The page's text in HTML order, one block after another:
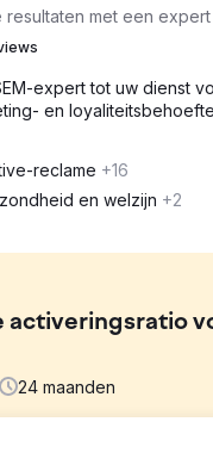
resultaten met een expert
expert tot uw dienst
en
reclame +16
en welzijn +2
activeringsratio
24 maanden